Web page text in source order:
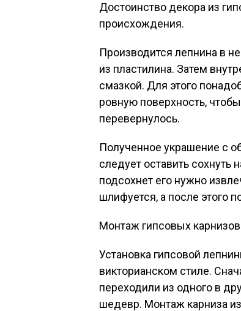
Достоинство декора из
происхождения.
Производится лепнина в
из пластилина. Затем
смазкой. Для этого
ровную поверхность,
перевернулось.
Полученное украшение с
следует оставить сохнуть
подсохнет его нужно
шлифуется, а после этого
Монтаж гипсовых карнизов
Установка гипсовой
викторианском стиле.
переходили из одного в
шедевр. Монтаж карниза